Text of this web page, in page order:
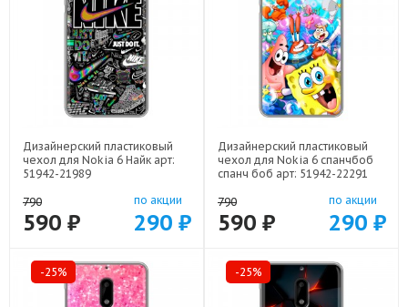
Дизайнерский пластиковый
чехол для Nokia 6 Найк арт:
51942-21989
790
590 ₽
по акции
290 ₽
Дизайнерский пластиковый
чехол для Nokia 6 спанчбоб
спанч боб арт: 51942-22291
790
590 ₽
по акции
290 ₽
-25% -25%